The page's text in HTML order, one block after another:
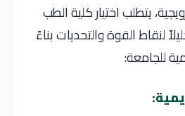
يتطلب اختيار كلية الطب
لنقاط القوة والتحديات بناءً
للجامعة: